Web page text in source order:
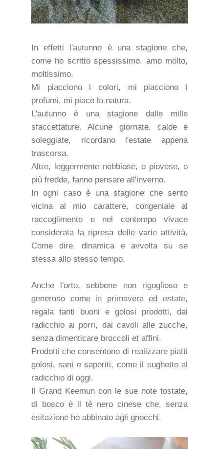
In effetti l'autunno è una stagione che,
come ho scritto spessissimo, amo molto,
moltissimo.
Mi piacciono i colori, mi piacciono i
profumi, mi piace la natura.
L'autunno è una stagione dalle mille
sfaccettature. Alcune giornate, calde e
soleggiate, ricordano l'estate appena
trascorsa.
Altre, leggermente nebbiose, o piovose, o
più fredde, fanno pensare all'inverno.
In ogni caso è una stagione che sento
vicina al mio carattere, congeniale al
raccoglimento e nel contempo vivace
considerata la ripresa delle varie attività.
Come dire, dinamica e avvolta su se
stessa allo stesso tempo.
Anche l'orto, sebbene non rigoglioso e
generoso come in primavera ed estate,
regala tanti buoni e golosi prodotti, dal
radicchio ai porri, dai cavoli alle zucche,
senza dimenticare broccoli et affini.
Prodotti che consentono di realizzare piatti
golosi, sani e saporiti, come il sughetto al
radicchio di oggi.
Il Grand Keemun con le sue note tostate,
di bosco è il tè nero cinese che, senza
esitazione ho abbinato agli gnocchi.